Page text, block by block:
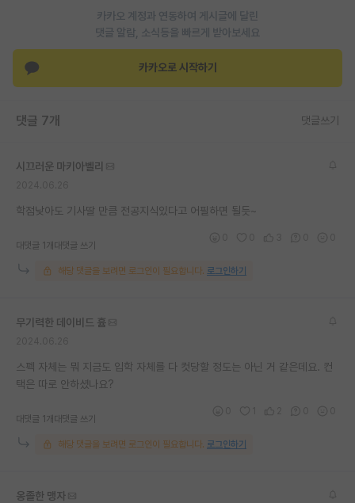
반도체 아카데미카카오 계정과 연동하여 게시글에 달린
댓글 알람, 소식등을 빠르게 받아보세요
카카오로 시작하기
댓글 7개 댓글쓰기
시끄러운 마키아벨리
학점낮아도 기사딸 만큼 전공지식있다고 어필하면 될듯~
대댓글 1개 대댓글 쓰기
해당 댓글을 보려면 로그인이 필요합니다. 로그인하기
무기력한 데이비드 흄
스펙 자체는 뭐 지금도 입학 자체를 다 컷당할 정도는 아닌 거 같은데요. 컨
택은 따로 안하셨나요?
대댓글 1개 대댓글 쓰기
해당 댓글을 보려면 로그인이 필요합니다. 로그인하기
옹졸한 맹자